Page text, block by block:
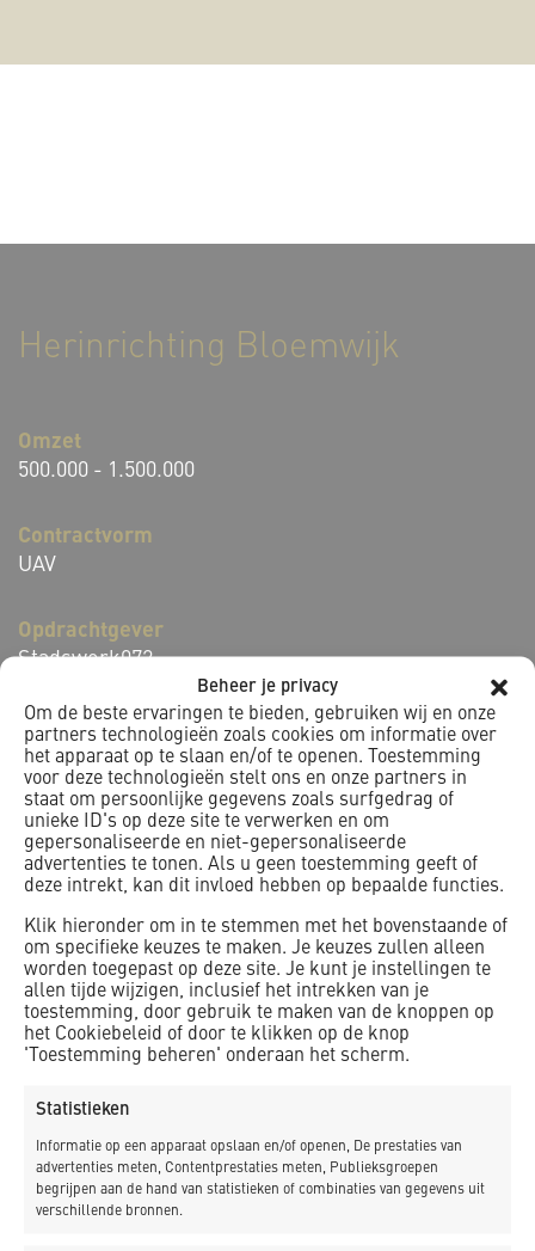
Beheer je privacy
Om de beste ervaringen te bieden, gebruiken wij en onze
partners technologieën zoals cookies om informatie over
het apparaat op te slaan en/of te openen. Toestemming
voor deze technologieën stelt ons en onze partners in
staat om persoonlijke gegevens zoals surfgedrag of
unieke ID's op deze site te verwerken en om
gepersonaliseerde en niet-gepersonaliseerde
advertenties te tonen. Als u geen toestemming geeft of
deze intrekt, kan dit invloed hebben op bepaalde functies.
Klik hieronder om in te stemmen met het bovenstaande of
om specifieke keuzes te maken. Je keuzes zullen alleen
worden toegepast op deze site. Je kunt je instellingen te
allen tijde wijzigen, inclusief het intrekken van je
toestemming, door gebruik te maken van de knoppen op
het Cookiebeleid of door te klikken op de knop
'Toestemming beheren' onderaan het scherm.
Statistieken
Informatie op een apparaat opslaan en/of openen, De prestaties van
advertenties meten, Contentprestaties meten, Publieksgroepen
begrijpen aan de hand van statistieken of combinaties van gegevens uit
verschillende bronnen.
Herinrichting Bloemwijk
Omzet
500.000 - 1.500.000
Contractvorm
UAV
Opdrachtgever
Stadswerk072
Opleverdatum
01 oktober 2024
Locatie
Alkmaar
duurzaam beheren van hemelwater. Dit zal ondergronds
worden opgeslagen om het langzaam af te voeren naar de
omgeving, wat zorgt voor het verminderen van
wateroverlast tijdens zware regenbuien en tevens voor
verkoeling op warme dagen. Het huidige gemengde
en de openbare ruimte wordt opnieuw ingericht.
De werkzaamheden omvatten onder andere straat- en
rioolwerk, grondwerk, en de aanleg van een
waterbergende fundering onder de rijbaan. Er wordt